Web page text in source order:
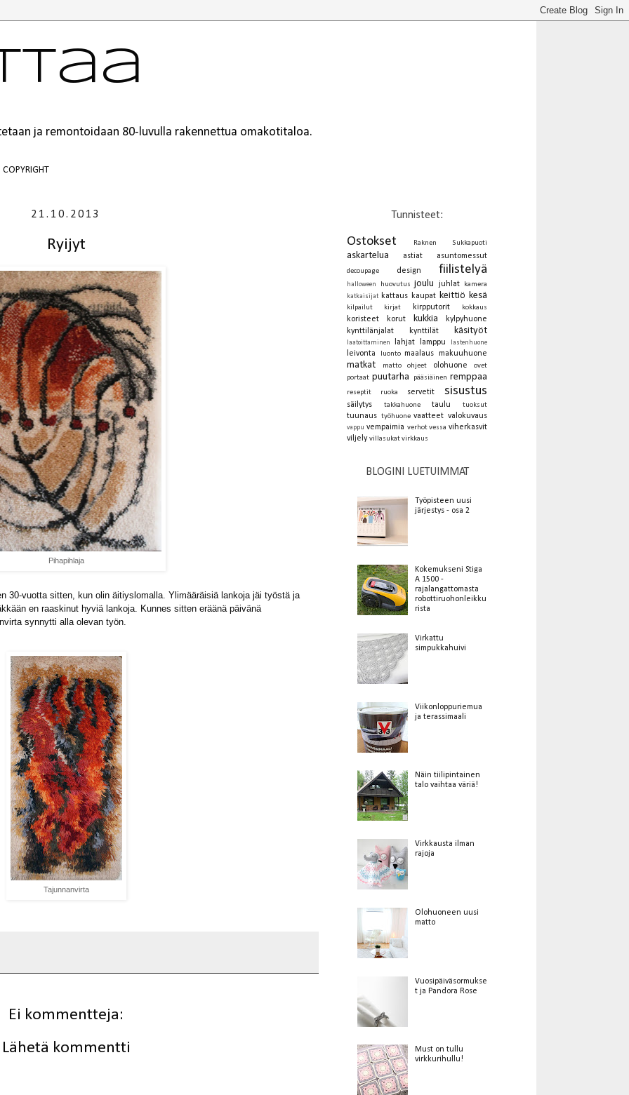
ja remontoidaan 80-luvulla rakennettua omakotitaloa.
COPYRIGHT
21.10.2013
Ryijyt
Pihapihlaja
30-vuotta sitten, kun olin äitiyslomalla. Ylimääräisiä lankoja jäi työstä ja
en raaskinut hyviä lankoja. Kunnes sitten eräänä päivänä
synnytti alla olevan työn.
Tajunnanvirta
Ei kommentteja:
Lähetä kommentti
Tunnisteet:
Ostokset Raknen Sukkapuoti
askartelua astiat asuntomessut
decoupage design fiilistelyä
halloween huovutus joulu juhlat kamera
katkaisijat kattaus kaupat keittiö kesä
kilpailut kirjat kirpputorit kokkaus
koristeet korut kukkia
kylpyhuone
kynttilänjalat
kynttilät käsityöt
laatoittaminen lahjat lamppu lastenhuone
leivonta luonto maalaus makuuhuone
matkat matto ohjeet olohuone
ovet
portaat puutarha pääsiäinen remppaa
reseptit ruoka servetit sisustus
säilytys takkahuone taulu tuoksut
tuunaus työhuone vaatteet valokuvaus
vappu vempaimia verhot vessa viherkasvit
viljely villasukatvirkkaus
BLOGINI LUETUIMMAT
Työpisteen uusi
järjestys - osa 2
Kokemukseni Stiga
A 1500 -
rajalangattomasta
robottiruohonleikku
rista
Virkattu
simpukkahuivi
Viikonloppuriemua
ja terassimaali
Näin tiilipintainen
talo vaihtaa väriä!
Virkkausta ilman
rajoja
Olohuoneen uusi
matto
Vuosipäiväsormukse
t ja Pandora Rose
Must on tullu
virkkurihullu!